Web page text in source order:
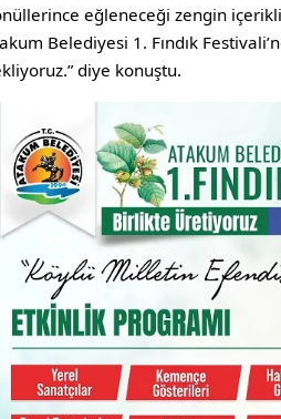
eğleneceği zengin
Belediyesi 1. Fındık
diye konuştu.